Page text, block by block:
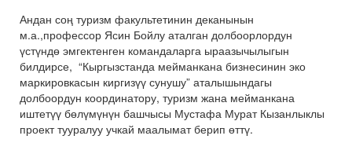
Андан соң туризм факультетинин деканынын
м.а.,профессор Ясин Бойлу аталган долбоорлордун
үстүндө эмгектенген командаларга ыраазычылыгын
билдирсе, “Кыргызстанда мейманкана бизнесинин эко
маркировкасын киргизүү сунушу” аталышындагы
долбоордун координатору, туризм жана мейманкана
иштетүү бөлүмүнүн башчысы Мустафа Мурат Кызанлыклы
проект тууралуу учкай маалымат берип өттү.